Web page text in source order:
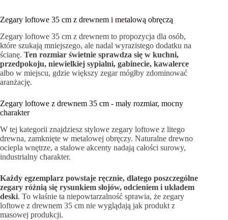
Zegary loftowe 35 cm z drewnem i metalową obręczą
Zegary loftowe 35 cm z drewnem to propozycja dla osób,
które szukają mniejszego, ale nadal wyrazistego dodatku na
ścianę. Ten rozmiar świetnie sprawdza się w kuchni,
przedpokoju, niewielkiej sypialni, gabinecie, kawalerce
albo w miejscu, gdzie większy zegar mógłby zdominować
aranżację.
Zegary loftowe z drewnem 35 cm - mały rozmiar, mocny
charakter
W tej kategorii znajdziesz stylowe zegary loftowe z litego
drewna, zamknięte w metalowej obręczy. Naturalne drewno
ociepla wnętrze, a stalowe akcenty nadają całości surowy,
industrialny charakter.
Każdy egzemplarz powstaje ręcznie, dlatego poszczególne
zegary różnią się rysunkiem słojów, odcieniem i układem
deski. To właśnie ta niepowtarzalność sprawia, że zegary
loftowe z drewnem 35 cm nie wyglądają jak produkt z
masowej produkcji.